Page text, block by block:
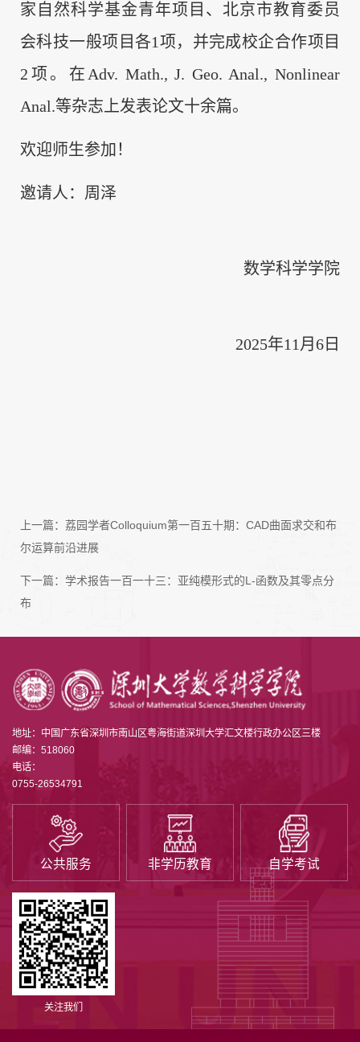
家自然科学基金青年项目、北京市教育委员
会科技一般项目各1项，并完成校企合作项目
2项。在Adv. Math., J. Geo. Anal., Nonlinear
Anal.等杂志上发表论文十余篇。
欢迎师生参加！
邀请人：周泽
数学科学学院
2025年11月6日
上一篇： 荔园学者Colloquium第一百五十期：CAD曲面求交和布
尔运算前沿进展
下一篇： 学术报告一百一十三：亚纯模形式的L-函数及其零点分
布
地址：中国广东省深圳市南山区粤海街道深圳大学汇文楼行政办公区三楼
邮编：518060
电话：
0755-26534791
公共服务 非学历教育 自学考试
关注我们